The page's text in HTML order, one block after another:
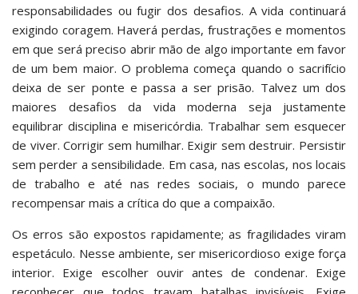
responsabilidades ou fugir dos desafios. A vida continuará
exigindo coragem. Haverá perdas, frustrações e momentos
em que será preciso abrir mão de algo importante em favor
de um bem maior. O problema começa quando o sacrifício
deixa de ser ponte e passa a ser prisão. Talvez um dos
maiores desafios da vida moderna seja justamente
equilibrar disciplina e misericórdia. Trabalhar sem esquecer
de viver. Corrigir sem humilhar. Exigir sem destruir. Persistir
sem perder a sensibilidade. Em casa, nas escolas, nos locais
de trabalho e até nas redes sociais, o mundo parece
recompensar mais a crítica do que a compaixão.
Os erros são expostos rapidamente; as fragilidades viram
espetáculo. Nesse ambiente, ser misericordioso exige força
interior. Exige escolher ouvir antes de condenar. Exige